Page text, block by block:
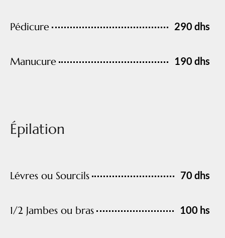
Pédicure 290 dhs
Manucure 190 dhs
Épilation
Lévres ou Sourcils 70 dhs
1/2 Jambes ou bras 100 hs